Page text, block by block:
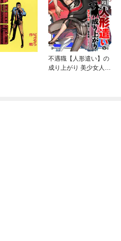
不遇職【人形遣い】の
成り上がり 美少女人形